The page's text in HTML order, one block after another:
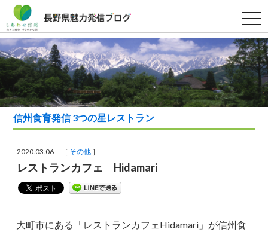
t
o
g
g
l
e
n
a
v
g
i
信州食育発信 3つの星レストラン
2020.03.06 ［ その他 ］
レストランカフェ Hidamari
大町市にある「レストランカフェHidamari」が信州食